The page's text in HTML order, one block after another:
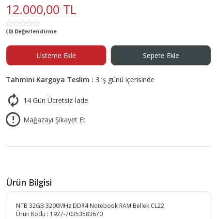
12.000,00 TL
(0) Değerlendirme
Listeme Ekle Sepete Ekle
Tahmini Kargoya Teslim : 3 iş günü içerisinde
14 Gün Ücretsiz İade
Mağazayı Şikayet Et
Ürün Bilgisi
NTB 32GB 3200MHz DDR4 Notebook RAM Bellek CL22
Ürün Kodu : 1927-70353583670